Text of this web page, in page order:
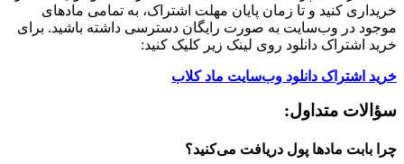
خریداری کنید و تا زمان پایان مهلت اشتراک، به تمامی مادهای
موجود در وب‌سایت به صورت رایگان دسترسی داشته باشید. برای
خرید اشتراک دانلود روی لینک زیر کلیک کنید:
خرید اشتراک دانلود وب‌سایت ماد کلاب
سؤالات متداول:
چرا بابت مادها پول دریافت می‌کنید؟